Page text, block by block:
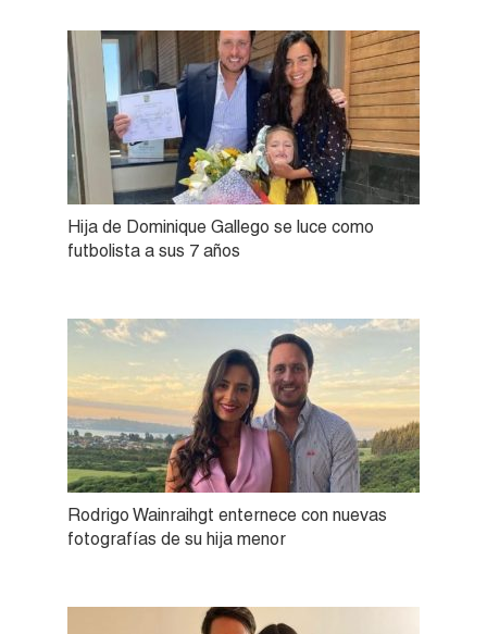
Hija de Dominique Gallego se luce como
futbolista a sus 7 años
Rodrigo Wainraihgt enternece con nuevas
fotografías de su hija menor